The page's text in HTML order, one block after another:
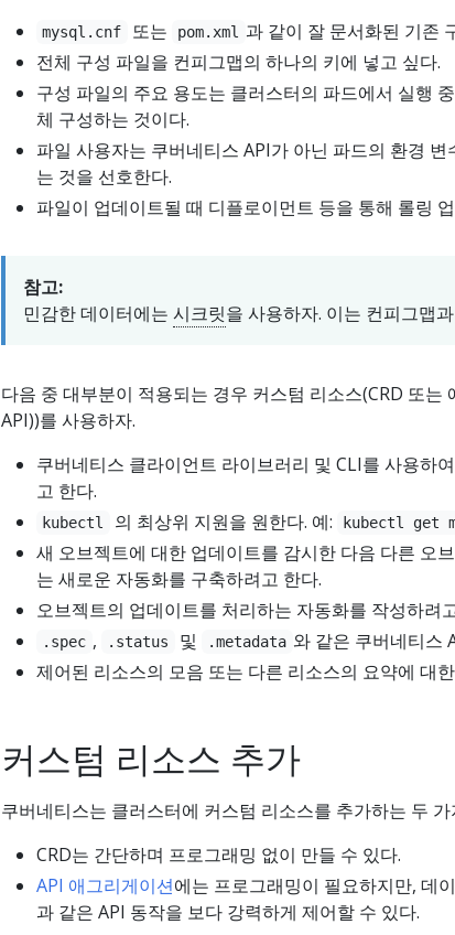
mysql.cnf 또는 pom.xml
과 같이 잘 문서화된 기존
전체 구성 파일을 컨피그맵의 하나의 키에 넣고 싶다.
구성 파일의 주요 용도는 클러스터의 파드에서 실행
체 구성하는 것이다.
파일 사용자는 쿠버네티스 API가 아닌 파드의 환경
는 것을 선호한다.
파일이 업데이트될 때 디플로이먼트 등을 통해 롤링
참고:
민감한 데이터에는 시크릿을 사용하자. 이는 컨피그맵
다음 중 대부분이 적용되는 경우 커스텀 리소스(CRD 또
API))를 사용하자.
쿠버네티스 클라이언트 라이브러리 및 CLI를 사용하
고 한다.
kubectl 의 최상위 지원을 원한다. 예: kubectl get
새 오브젝트에 대한 업데이트를 감시한 다음 다른 오
는 새로운 자동화를 구축하려고 한다.
오브젝트의 업데이트를 처리하는 자동화를 작성하려
.spec , .status 및 .metadata 와 같은 쿠버네티스
제어된 리소스의 모음 또는 다른 리소스의 요약에 대
커스텀 리소스 추가
쿠버네티스는 클러스터에 커스텀 리소스를 추가하는 두
CRD는 간단하며 프로그래밍 없이 만들 수 있다.
API 애그리게이션에는 프로그래밍이 필요하지만, 데
과 같은 API 동작을 보다 강력하게 제어할 수 있다.